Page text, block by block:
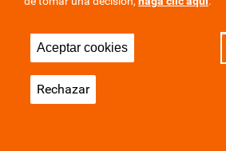
Privacidad
Aviso Legal
Aceptar cookies
Rechazar